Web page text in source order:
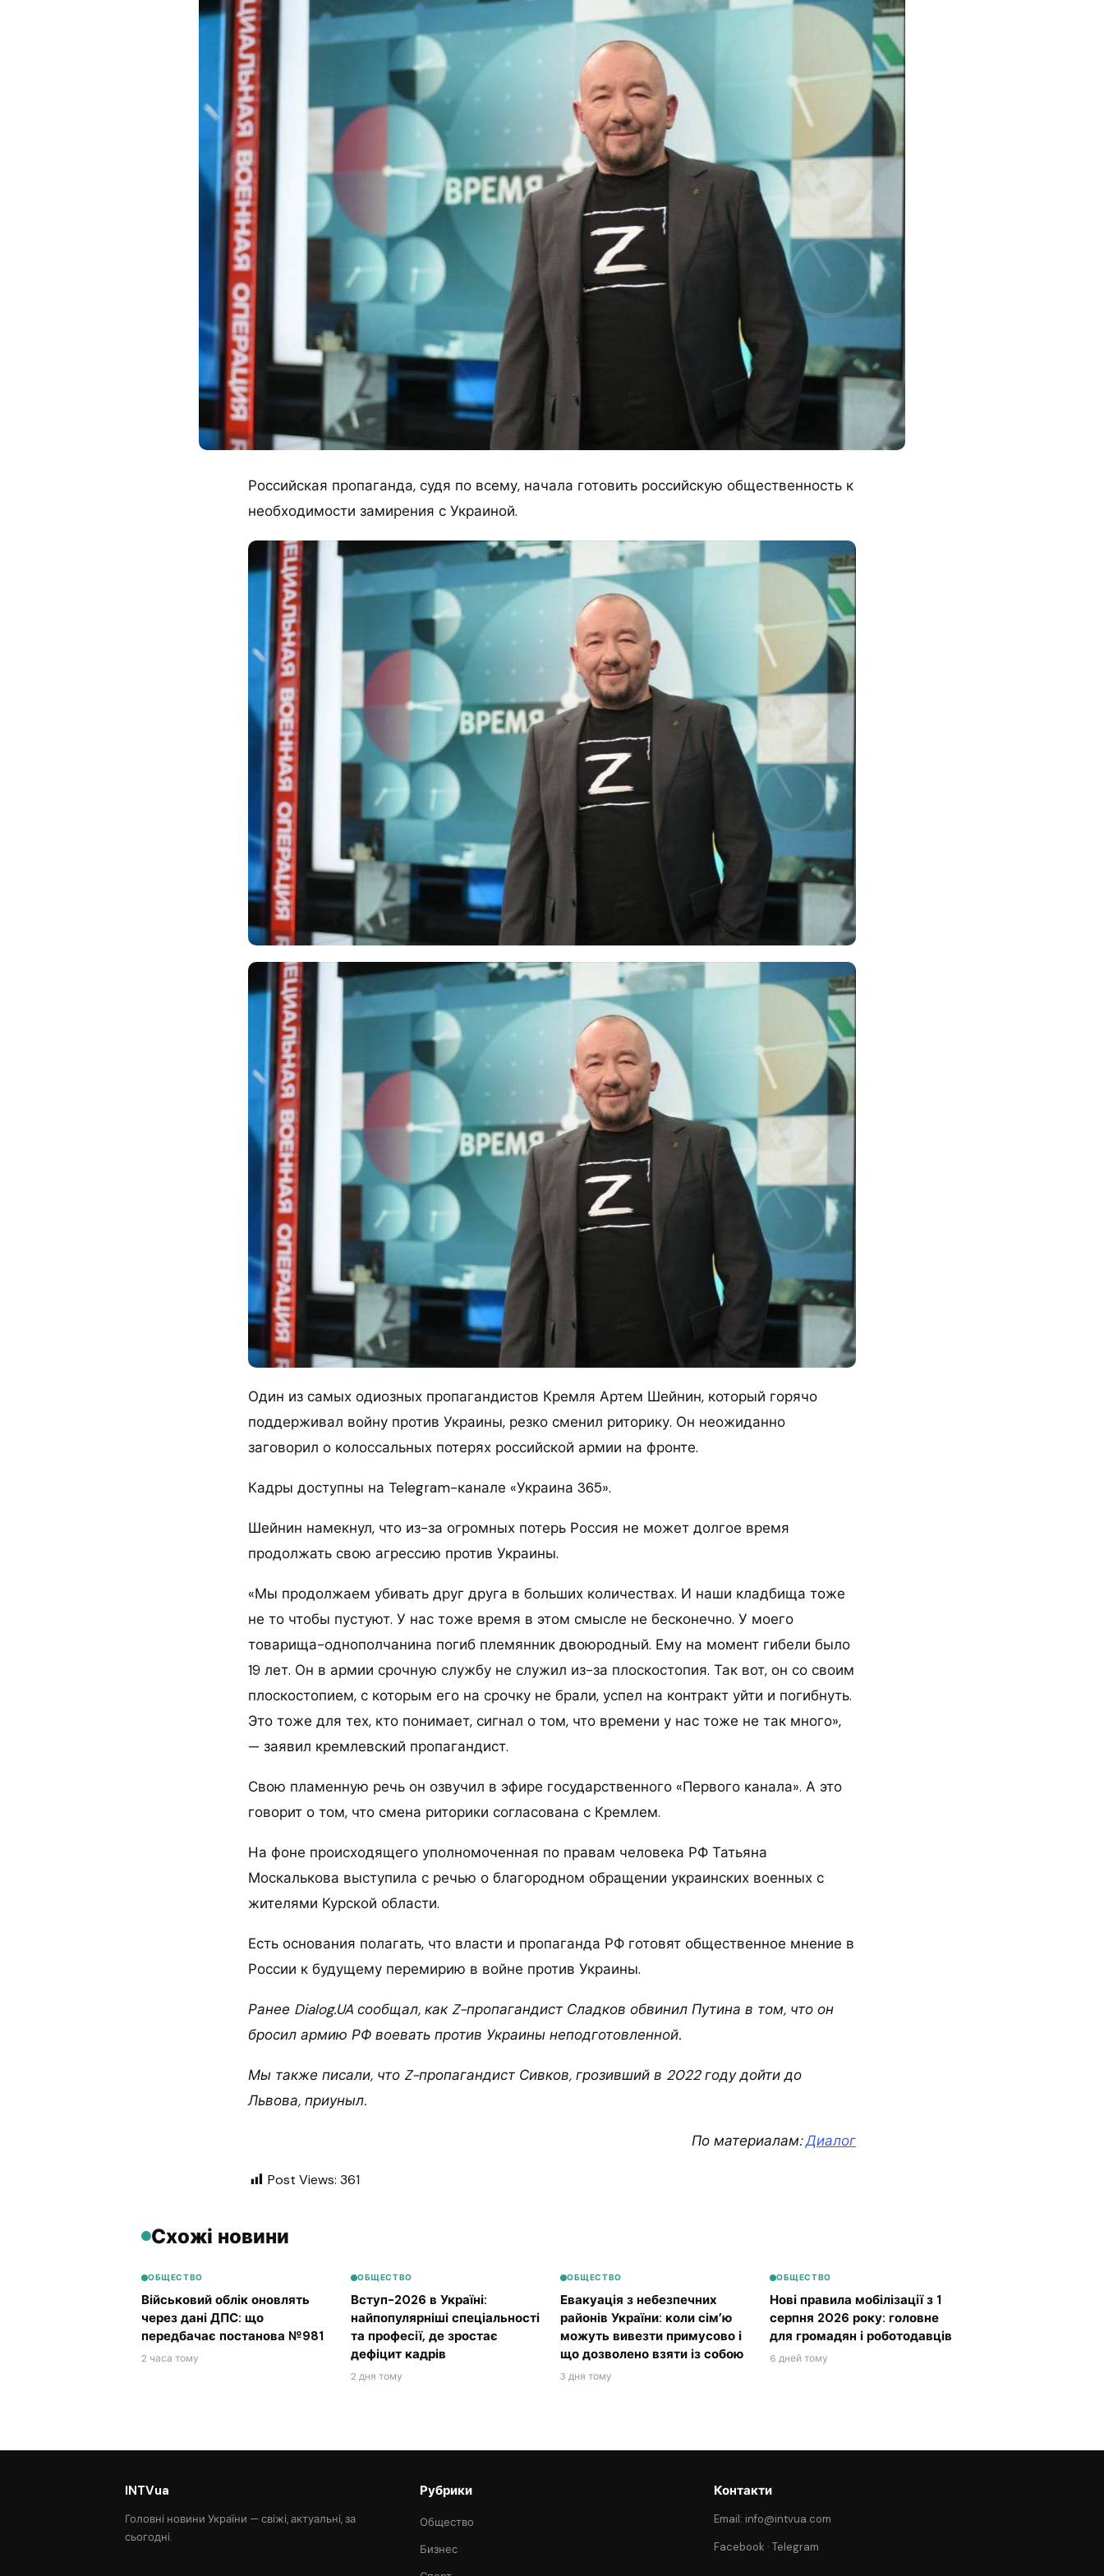
Российская пропаганда, судя по всему, начала готовить российскую общественность к
необходимости замирения с Украиной.
Один из самых одиозных пропагандистов Кремля Артем Шейнин, который горячо
поддерживал войну против Украины, резко сменил риторику. Он неожиданно
заговорил о колоссальных потерях российской армии на фронте.
Кадры доступны на Telegram-канале «Украина 365».
Шейнин намекнул, что из-за огромных потерь Россия не может долгое время
продолжать свою агрессию против Украины.
«Мы продолжаем убивать друг друга в больших количествах. И наши кладбища тоже
не то чтобы пустуют. У нас тоже время в этом смысле не бесконечно. У моего
товарища-однополчанина погиб племянник двоюродный. Ему на момент гибели было
19 лет. Он в армии срочную службу не служил из-за плоскостопия. Так вот, он со своим
плоскостопием, с которым его на срочку не брали, успел на контракт уйти и погибнуть.
Это тоже для тех, кто понимает, сигнал о том, что времени у нас тоже не так много»,
— заявил кремлевский пропагандист.
Свою пламенную речь он озвучил в эфире государственного «Первого канала». А это
говорит о том, что смена риторики согласована с Кремлем.
На фоне происходящего уполномоченная по правам человека РФ Татьяна
Москалькова выступила с речью о благородном обращении украинских военных с
жителями Курской области.
Есть основания полагать, что власти и пропаганда РФ готовят общественное мнение в
России к будущему перемирию в войне против Украины.
Ранее Dialog.UA сообщал, как Z-пропагандист Сладков обвинил Путина в том, что он
бросил армию РФ воевать против Украины неподготовленной.
Мы также писали, что Z-пропагандист Сивков, грозивший в 2022 году дойти до
Львова, приуныл.
По материалам:Диалог
Post Views: 361
Схожі новини
ОБЩЕСТВО
Військовий облік оновлять
через дані ДПС: що
передбачає постанова №981
2 часа тому
ОБЩЕСТВО
Вступ-2026 в Україні:
найпопулярніші спеціальності
та професії, де зростає
дефіцит кадрів
2 дня тому
ОБЩЕСТВО
Евакуація з небезпечних
районів України: коли сім’ю
можуть вивезти примусово і
що дозволено взяти із собою
3 дня тому
ОБЩЕСТВО
Нові правила мобілізації з 1
серпня 2026 року: головне
для громадян і роботодавців
6 дней тому
INTVua
Головні новини України — свіжі, актуальні, за
сьогодні.
Рубрики
Общество
Бизнес
Контакти
Email: info@intvua.com
Facebook ·Telegram